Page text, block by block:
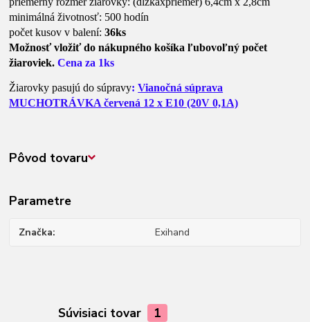
minimálná životnosť: 500 hodín
počet kusov v balení:36ks
Možnosť vložiť do nákupného košíka ľubovoľný počet
žiaroviek.Cena za 1ks
Žiarovky pasujú do súpravy:Vianočná súprava
MUCHOTRÁVKA červená 12 x E10 (20V 0,1A)
Pôvod tovaru
Parametre
Značka Exihand
Súvisiaci tovar 1